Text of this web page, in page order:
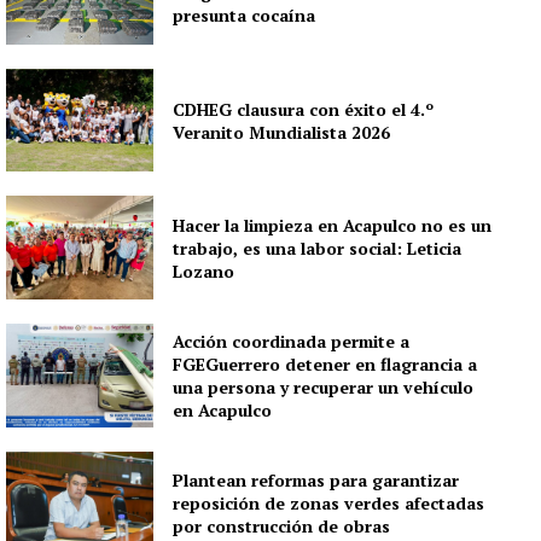
presunta cocaína
CDHEG clausura con éxito el 4.º
Veranito Mundialista 2026
Hacer la limpieza en Acapulco no es un
trabajo, es una labor social: Leticia
Lozano
Acción coordinada permite a
FGEGuerrero detener en flagrancia a
una persona y recuperar un vehículo
en Acapulco
Plantean reformas para garantizar
reposición de zonas verdes afectadas
por construcción de obras